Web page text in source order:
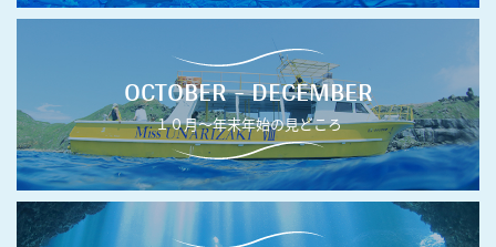
OCTOBER - DECEMBER
１０月〜年末年始の見どころ